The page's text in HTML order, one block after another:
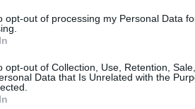
opt-out of processing my Personal Data
opt-out of Collection, Use, Retention,
Data that Is Unrelated with the
singularidades territoriales.
del Fondo RUP en el
y en el FSE+, así como
Territorial. También la
UE mediante el refuerzo de
la política exterior de la UE,
fondos internacionales de